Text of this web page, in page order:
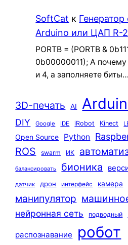
SoftCat к
Arduino или ЦАП R-
PORTB = (PORTB &
0b00000011); А
и 4, а заполняете биты…
3D-печать AI
DIY Google IDE iRobot Kinect
Open Source Python
ROS swarm ИК
балансировать бионика
датчик дрон интерфейс камера
манипулятор
нейронная сеть подводный
распознавание робот